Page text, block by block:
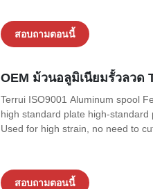
สอบถามตอนนี้
OEM ม้วนอลูมิเนียมรั้วลวด
Terrui ISO9001 Aluminum spool
high standard plate high-standard
Used for high strain, no need to
สอบถามตอนนี้